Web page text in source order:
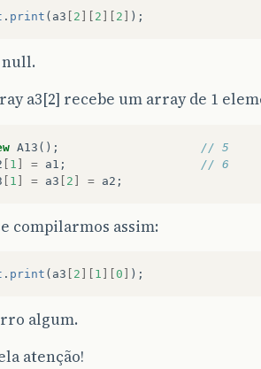
. print ( a3 [ 2 ][ 2 ][ 2 ] );
null.
a3[2] recebe um array de 1
A13 ();
// 5
[ 1 ] = a1 ;
// 6
[ 1 ] = a3 [ 2 ] = a2 ;
compilarmos assim:
. print ( a3 2 1 0 );
algum.
atenção!